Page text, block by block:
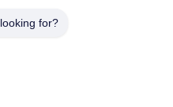
Co., Ltd. Adicionar: No. 26
for?